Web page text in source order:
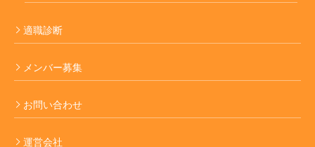
適職診断
メンバー募集
お問い合わせ
運営会社